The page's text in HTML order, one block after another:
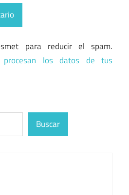
para reducir el spam.
procesan los datos de tus
Buscar